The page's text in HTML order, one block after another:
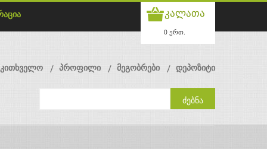
კალათა
0 ერთ.
პროფილი მეგობრები დეპოზიტი